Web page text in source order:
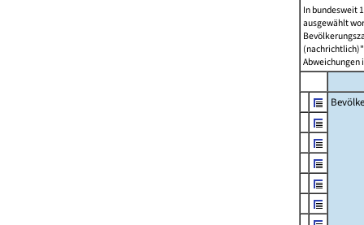
In bundesweit
ausgewählt
Abweichungen